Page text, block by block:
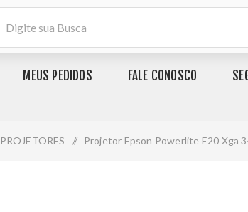
MEUS PEDIDOS FALE CONOSCO
PROJETORES / Projetor Epson Powerlite E20 Xga